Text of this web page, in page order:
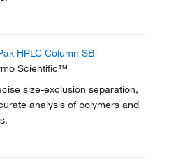
HPLC Column SB-
Scientific™
size-exclusion separation,
analysis of polymers and